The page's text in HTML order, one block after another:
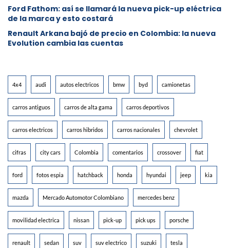
Ford Fathom: así se llamará la nueva pick-up eléctrica
de la marca y esto costará
Renault Arkana bajó de precio en Colombia: la nueva
Evolution cambia las cuentas
4x4 audi autos electricos bmw byd camionetas
carros antiguos carros de alta gama carros deportivos
carros electricos carros hibridos carros nacionales chevrolet
cifras city cars Colombia comentarios crossover fiat
ford fotos espia hatchback honda hyundai jeep kia
mazda Mercado Automotor Colombiano mercedes benz
movilidad electrica nissan pick-up pick ups porsche
renault sedan suv suv electrico suzuki tesla